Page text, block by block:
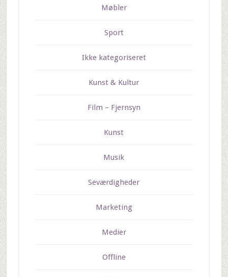
Møbler
Sport
Ikke kategoriseret
Kunst & Kultur
Film – Fjernsyn
Kunst
Musik
Seværdigheder
Marketing
Medier
Offline